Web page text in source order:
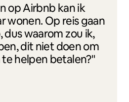
op Airbnb kan ik
wonen. Op reis gaan
dus waarom zou ik,
dit niet doen om
helpen betalen?"